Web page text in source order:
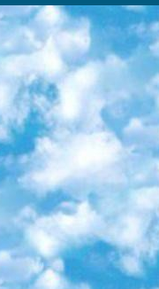
к качественной информации. 6. «ПостНаука» На этом ресурсе публикуют подборки видеолекций, составленные экспертами из разных отраслей и объединённые общими темами. Среди них, к примеру, есть серии «Биоинформатика и геномика», «Культура средневековой Скандинавии» и Cinema Studies о теории кино. Каждая подборка лекций — логически связанная история, рассказанная экспертом от первого лица. Кроме того, на сайте появляются научно-образовательные статьи и тесты на разные темы. 7. «Newочём» Команда проекта «Newочём» отбирает самые интересные тексты из англоязычных СМИ и переводит те из них, за которые голосуют участники сообщества «ВКонтакте». По большей части это научно-популярные статьи. Редакторы придумывают лишь заголовки, в остальном содержание переводов соответствует оригиналам. Полные тексты можно читать прямо в социальной сети. 8. InternetUrok Онлайн-база материалов по основным дисциплинам школьной программы. Информация на сайте структурирована по классам, предметам и темам (урокам). Каждый урок состоит из видеолекций и конспектов. Есть также интерактивные тренажёры и тесты для закрепления пройденного материала. Даже если вы давно окончили школу, возможность повторить программу старших классов всегда может пригодиться. 9. Edutainme Ещё один ресурс об образовании. В отличие от Newtonew, как мне кажется, Edutainme больше ориентируется на представителей индустрии: педагогов, предпринимателей, разработчиков образовательных проектов. Но и любой, кто просто стремится к саморазвитию, найдёт на сайте много полезного и интересного для себя. Например, информацию о новых курсах и образовательных сервисах. 10. Newtonew Онлайн-медиа об образовании и обучении в широком смысле. Авторы Newtonew пишут об инструментах, заведениях, тактиках и стратегиях, которые помогают учить других и получать новые знания самостоятельно. На этой площадке вы найдёте новости, обзоры, аналитические мат